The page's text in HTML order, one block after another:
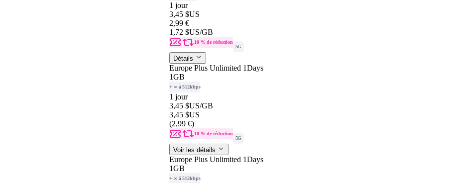
1 jour
3,45 $US
2,99 €
1,72 $US/GB
10 % de réduction
5G
Détails
Europe Plus Unlimited 1Days
1GB
+ ∞ à 512kbps
1 jour
3,45 $US/GB
3,45 $US
(2,99 €)
10 % de réduction
5G
Voir les détails
Europe Plus Unlimited 1Days
1GB
+ ∞ à 512kbps